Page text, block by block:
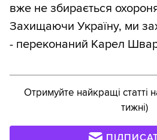
вже не збирається
Захищаючи Україну, ми
- переконаний Карел
Отримуйте найкращі статті
тижні)